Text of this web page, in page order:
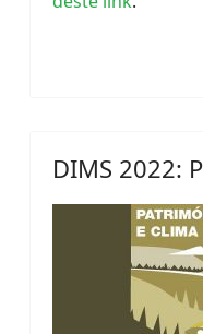
DIMS 2022: